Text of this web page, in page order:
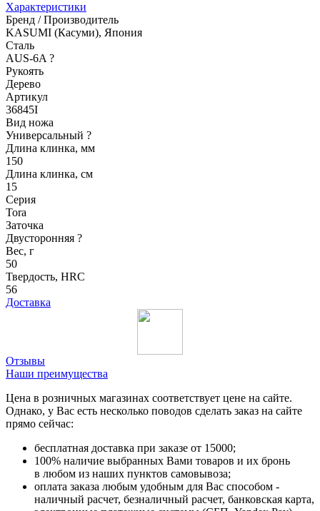
Характеристики
Бренд / Производитель
KASUMI (Касуми), Япония
Сталь
AUS-6A ?
Рукоять
Дерево
Артикул
36845I
Вид ножа
Универсальный ?
Длина клинка, мм
150
Длина клинка, см
15
Серия
Tora
Заточка
Двусторонняя ?
Вес, г
50
Твердость, HRC
56
Доставка
Отзывы
Наши преимущества
Цена в розничных магазинах соответствует цене на сайте.
Однако, у Вас есть несколько поводов сделать заказ на сайте
прямо сейчас:
бесплатная доставка при заказе от 15000;
100% наличие выбранных Вами товаров и их бронь
в любом из наших пунктов самовывоза;
оплата заказа любым удобным для Вас способом -
наличный расчет, безналичный расчет, банковская карта,